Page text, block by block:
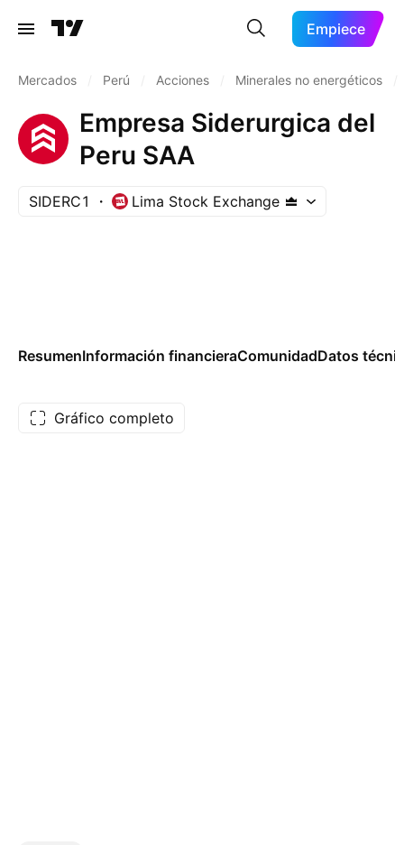
Empiece
Mercados Perú Acciones Minerales no energéticos
Empresa Siderurgica del
Peru SAA
SIDERC1 Lima Stock Exchange
ResumenInformación financieraComunidadDatos
Gráfico completo